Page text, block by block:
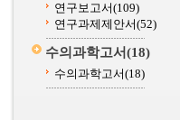
연구보고서(109)
연구과제제안서(52)
수의과학고서(18)
수의과학고서(18)